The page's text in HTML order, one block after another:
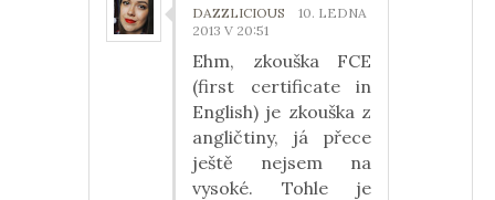
DAZZLICIOUS
10. LEDNA
2013 V 20:51
Ehm, zkouška FCE
(first certificate in
English) je zkouška z
angličtiny, já přece
ještě nejsem na
vysoké. Tohle je